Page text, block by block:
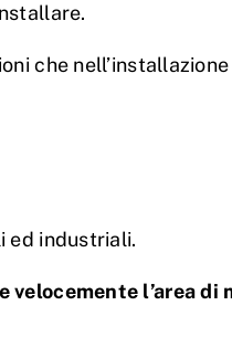
che
ed industriali.
velocemente l’area di